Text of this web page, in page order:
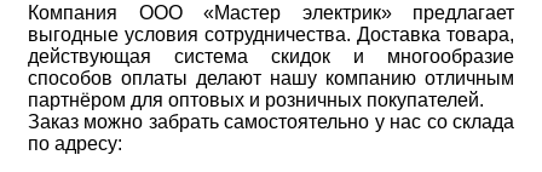
Компания ООО «Мастер электрик» предлагает
выгодные условия сотрудничества. Доставка товара,
действующая система скидок и многообразие
способов оплаты делают нашу компанию отличным
партнёром для оптовых и розничных покупателей.
Заказ можно забрать самостоятельно у нас со склада
по адресу: